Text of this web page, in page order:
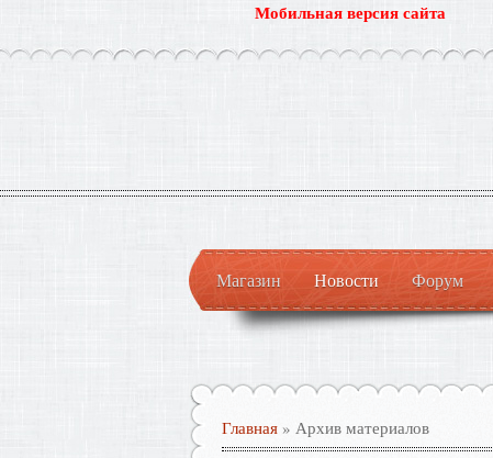
Мобильная версия сайта
Магазин Новости Форум
Главная » Архив материалов